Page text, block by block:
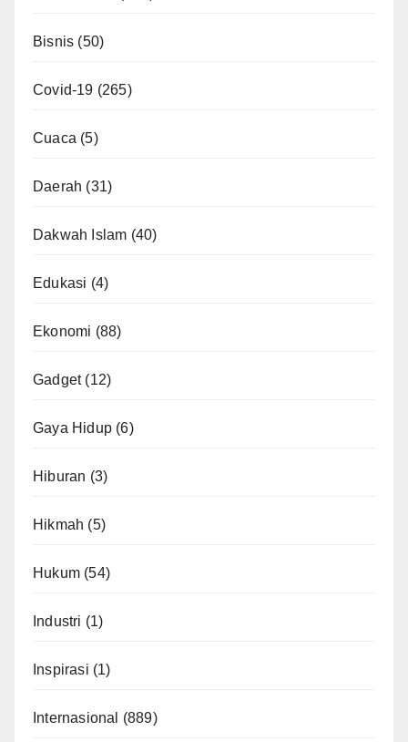
Bisnis (50)
Covid-19 (265)
Cuaca (5)
Daerah (31)
Dakwah Islam (40)
Edukasi (4)
Ekonomi (88)
Gadget(12)
Gaya Hidup (6)
Hiburan (3)
Hikmah (5)
Hukum (54)
Industri (1)
Inspirasi (1)
Internasional (889)